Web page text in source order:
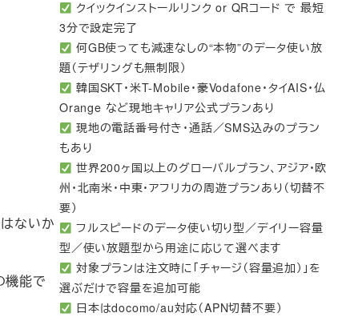
ないか
機能で
クイックインストールリンク or QRコード で 最短
3分で設定完了
何GB使っても減速なしの“本物”のデータ使い放
題（テザリングも無制限）
韓国SKT・米T-Mobile・豪Vodafone・タイAIS・仏
Orange など現地キャリア公式プランあり
現地の電話番号付き・通話／SMS込みのプラン
もあり
世界200ヶ国以上のグローバルプラン、アジア・欧
州・北南米・中東・アフリカの周遊プランあり（切替不
要）
フルスピードのデータ使い切り型／デイリー容量
型／使い放題型から用途に応じて選べます
対象プランは注文時に「チャージ（容量追加）」を
選ぶだけで容量を追加可能
日本はdocomo/au対応（APN切替不要）